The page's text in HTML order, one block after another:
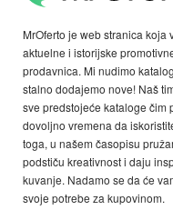
MrOferto je web stranica
aktuelne i istorijske
prodavnica. Mi nudimo
stalno dodajemo nove! Naš
sve predstojeće kataloge čim
dovoljno vremena da
toga, u našem časopisu
podstiču kreativnost i daju
kuvanje. Nadamo se da će
svoje potrebe za kupovinom.